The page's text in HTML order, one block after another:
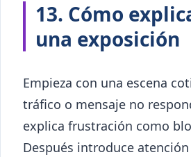
13. Cómo
una exposición
Empieza con una escena
tráfico o mensaje no
explica frustración como
Después introduce